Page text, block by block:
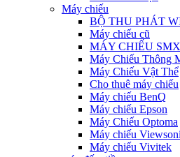
Máy chiếu
BỘ THU PHÁT
Máy chiếu cũ
MÁY CHIẾU SMX
Máy Chiếu Thông
Máy Chiếu Vật Thể
Cho thuê máy chiếu
Máy chiếu BenQ
Máy chiếu Epson
Máy Chiếu Optoma
Máy chiếu
Máy chiếu Vivitek